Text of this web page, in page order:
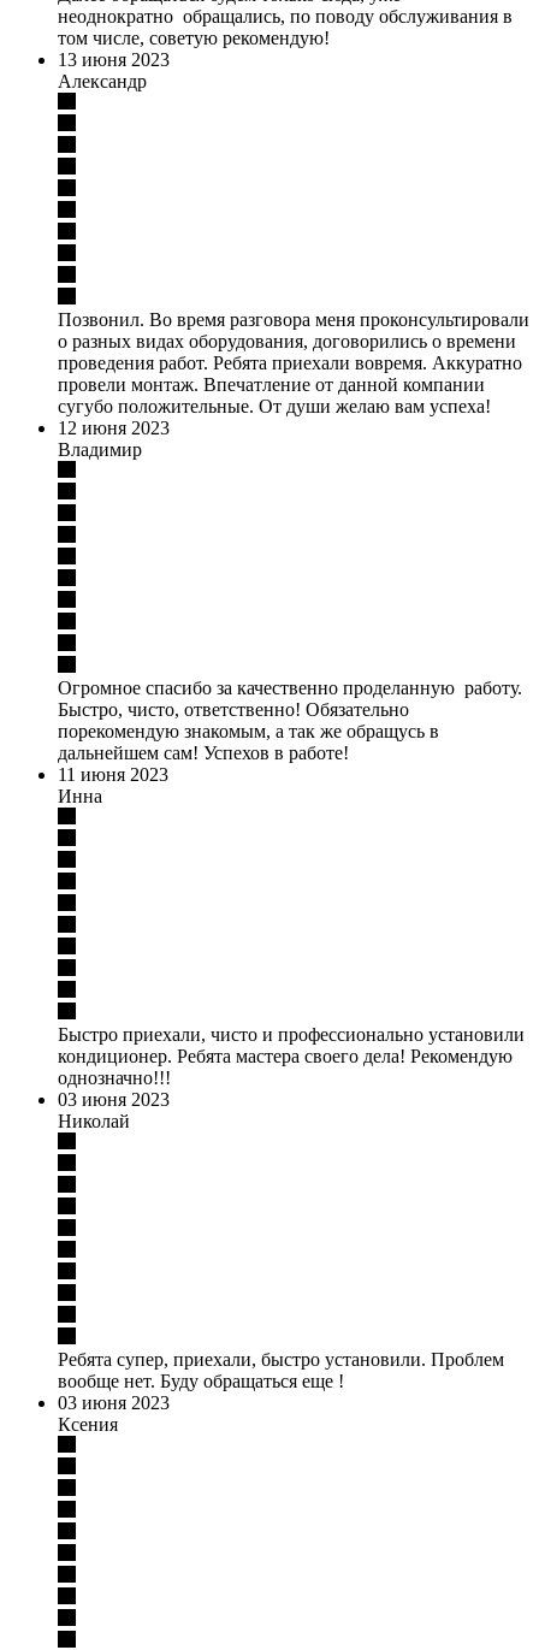
неоднократно обращались, по поводу обслуживания в
том числе, советую рекомендую!
13 июня 2023
Александр
Позвонил. Во время разговора меня проконсультировали
о разных видах оборудования, договорились о времени
проведения работ. Ребята приехали вовремя. Аккуратно
провели монтаж. Впечатление от данной компании
сугубо положительные. От души желаю вам успеха!
12 июня 2023
Владимир
Огромное спасибо за качественно проделанную работу.
Быстро, чисто, ответственно! Обязательно
порекомендую знакомым, а так же обращусь в
дальнейшем сам! Успехов в работе!
11 июня 2023
Инна
Быстро приехали, чисто и профессионально установили
кондиционер. Ребята мастера своего дела! Рекомендую
однозначно!!!
03 июня 2023
Николай
Ребята супер, приехали, быстро установили. Проблем
вообще нет. Буду обращаться еще !
03 июня 2023
Ксения